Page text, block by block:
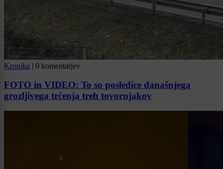
Kronika | 0 komentarjev
FOTO in VIDEO: To so posledice današnjega
grozljivega trčenja treh tovornjakov